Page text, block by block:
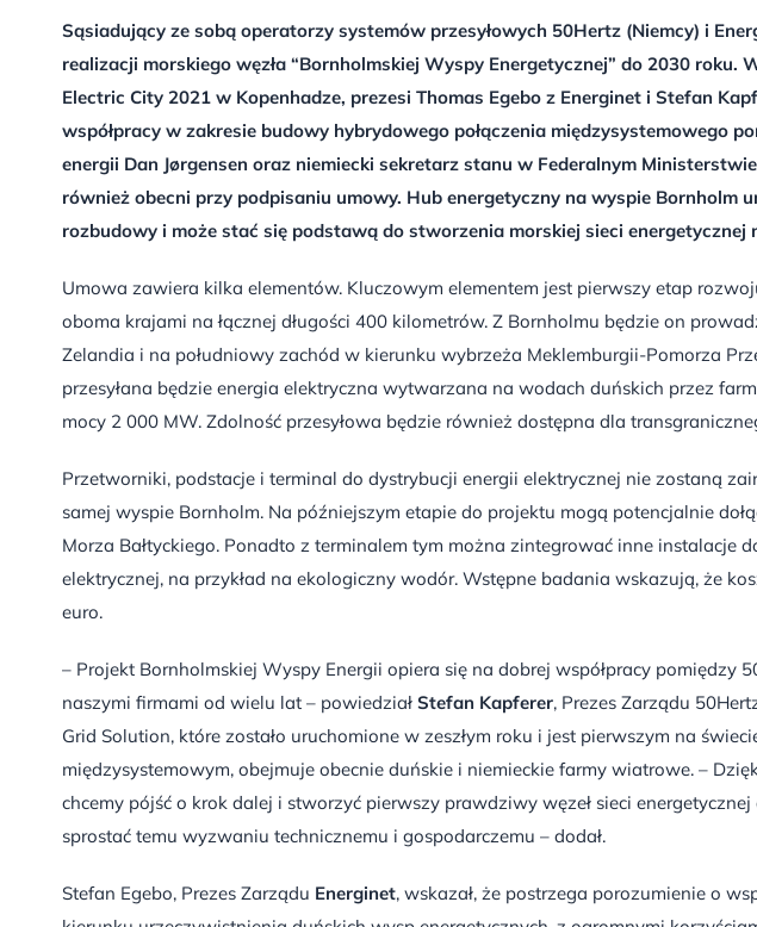
Sąsiadujący ze sobą operatorzy systemów przesyłowych 50Hertz (Niemcy) i
realizacji morskiego węzła “Bornholmskiej Wyspy Energetycznej” do 2030 roku.
Electric City 2021 w Kopenhadze, prezesi Thomas Egebo z Energinet i Stefan
współpracy w zakresie budowy hybrydowego połączenia międzysystemowego
energii Dan Jørgensen oraz niemiecki sekretarz stanu w Federalnym
również obecni przy podpisaniu umowy. Hub energetyczny na wyspie Bornholm
rozbudowy i może stać się podstawą do stworzenia morskiej sieci energetycznej
Umowa zawiera kilka elementów. Kluczowym elementem jest pierwszy etap
oboma krajami na łącznej długości 400 kilometrów. Z Bornholmu będzie on
Zelandia i na południowy zachód w kierunku wybrzeża Meklemburgii-Pomorza
przesyłana będzie energia elektryczna wytwarzana na wodach duńskich przez
mocy 2 000 MW. Zdolność przesyłowa będzie również dostępna dla
Przetworniki, podstacje i terminal do dystrybucji energii elektrycznej nie zostaną
samej wyspie Bornholm. Na późniejszym etapie do projektu mogą potencjalnie
Morza Bałtyckiego. Ponadto z terminalem tym można zintegrować inne instalacje
elektrycznej, na przykład na ekologiczny wodór. Wstępne badania wskazują, że
euro.
– Projekt Bornholmskiej Wyspy Energii opiera się na dobrej współpracy pomiędzy
naszymi firmami od wielu lat – powiedział Stefan Kapferer, Prezes Zarządu
Grid Solution, które zostało uruchomione w zeszłym roku i jest pierwszym na
międzysystemowym, obejmuje obecnie duńskie i niemieckie farmy wiatrowe. –
chcemy pójść o krok dalej i stworzyć pierwszy prawdziwy węzeł sieci
sprostać temu wyzwaniu technicznemu i gospodarczemu – dodał.
Stefan Egebo, Prezes Zarządu Energinet, wskazał, że postrzega porozumienie o